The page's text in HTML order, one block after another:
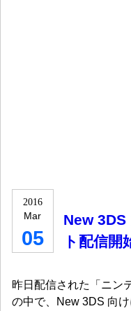
2016
Mar
05
New 3DS
ト配信開
昨日配信された「ニン
の中で、New 3DS 向